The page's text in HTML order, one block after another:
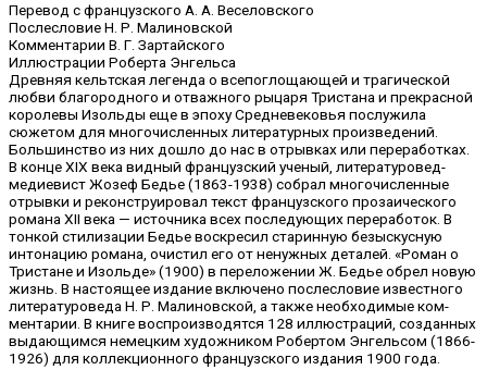
Перевод с французского А. А. Веселовского
Послесловие Н. Р. Малиновской
Комментарии В. Г. Зартайского
Иллюстрации Роберта Энгельса
Древняя кельтская легенда о всепоглощающей и трагической
любви благородного и отважного рыцаря Тристана и прекрасной
королевы Изоль­ды еще в эпоху Средневековья послужила
сюжетом для многочисленных литературных произведений.
Большинство из них дошло до нас в отрыв­ках или переработках.
В конце XIX века видный французский ученый, ли­тературовед-
медиевист Жозеф Бедье (1863-1938) собрал многочисленные
отрывки и реконструировал текст французского прозаического
романа XII века — источника всех последующих переработок. В
тонкой стилизации Бедье воскресил старинную безыскусную
интонацию романа, очистил его от ненужных деталей. «Роман о
Тристане и Изольде» (1900) в переложении Ж. Бедье обрел новую
жизнь. В настоящее издание включено послесловие известного
литературоведа Н. Р. Малиновской, а также необходимые ком­
ментарии. В книге воспроизводятся 128 иллюстраций, созданных
выда­ющимся немецким художником Робертом Энгельсом (1866-
1926) для кол­лекционного французского издания 1900 года.